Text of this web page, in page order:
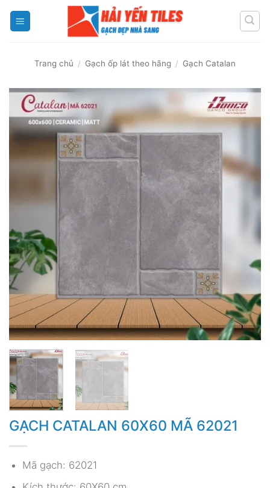
Trang chủ / Gạch ốp lát theo hãng / Gạch Catalan
GẠCH CATALAN 60X60 MÃ 62021
Mã gạch: 62021